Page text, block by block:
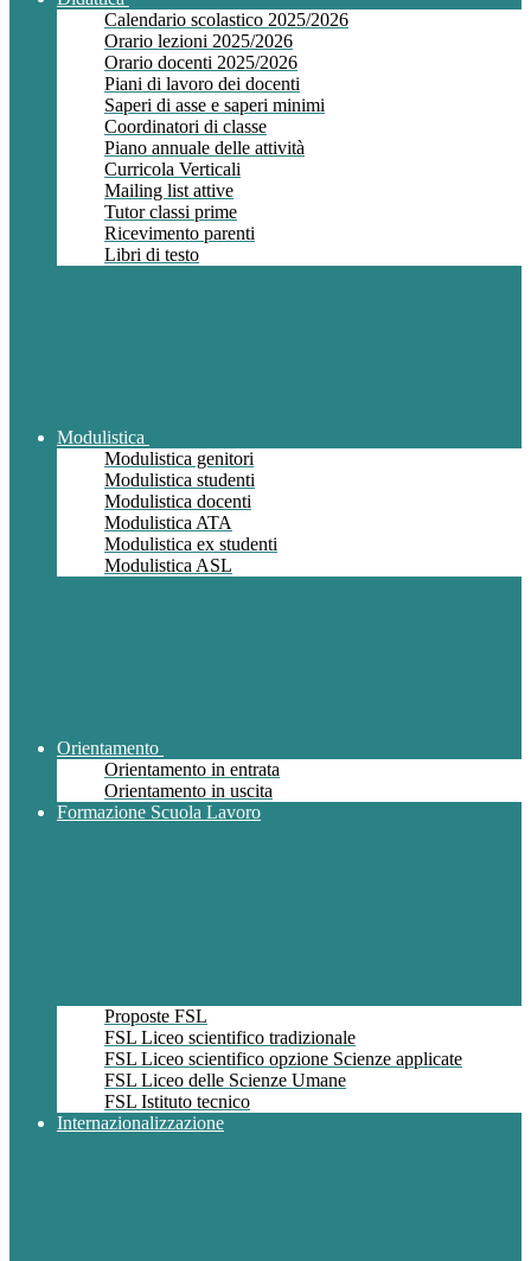
Calendario scolastico 2025/2026
Orario lezioni 2025/2026
Orario docenti 2025/2026
Piani di lavoro dei docenti
Saperi di asse e saperi minimi
Coordinatori di classe
Piano annuale delle attività
Curricola Verticali
Mailing list attive
Tutor classi prime
Ricevimento parenti
Libri di testo
Modulistica
Modulistica genitori
Modulistica studenti
Modulistica docenti
Modulistica ATA
Modulistica ex studenti
Modulistica ASL
Orientamento
Orientamento in entrata
Orientamento in uscita
Formazione Scuola Lavoro
Proposte FSL
FSL Liceo scientifico tradizionale
FSL Liceo scientifico opzione Scienze applicate
FSL Liceo delle Scienze Umane
FSL Istituto tecnico
Internazionalizzazione